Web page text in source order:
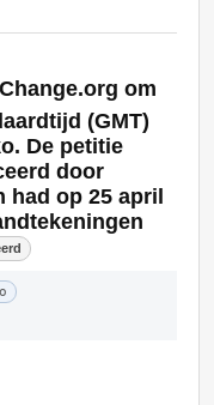
om
(GMT)
De petitie
door
had op 25 april